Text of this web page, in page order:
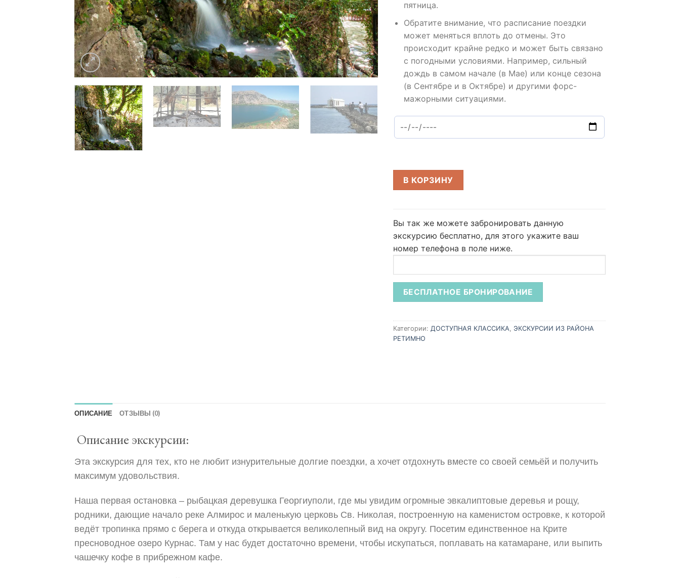
пятница.
Обратите внимание, что расписание поездки
может меняться вплоть до отмены. Это
происходит крайне редко и может быть связано
с погодными условиями. Например, сильный
дождь в самом начале (в Мае) или конце сезона
(в Сентябре и в Октябре) и другими форс-
мажорными ситуациями.
В КОРЗИНУ
Вы так же можете забронировать данную
экскурсию бесплатно, для этого укажите ваш
номер телефона в поле ниже.
Категории: ДОСТУПНАЯ КЛАССИКА ЭКСКУРСИИ ИЗ РАЙОНА
РЕТИМНО
ОПИСАНИЕ ОТЗЫВЫ (0)
Описание экскурсии:
Эта экскурсия для тех, кто не любит изнурительные долгие поездки, а хочет отдохнуть вместе со своей семьёй и получить
максимум удовольствия.
Наша первая остановка – рыбацкая деревушка Георгиуполи, где мы увидим огромные эвкалиптовые деревья и рощу,
родники, дающие начало реке Алмирос и маленькую церковь Св. Николая, построенную на каменистом островке, к которой
ведёт тропинка прямо с берега и откуда открывается великолепный вид на округу. Посетим единственное на Крите
пресноводное озеро Курнас. Там у нас будет достаточно времени, чтобы искупаться, поплавать на катамаране, или выпить
чашечку кофе в прибрежном кафе.